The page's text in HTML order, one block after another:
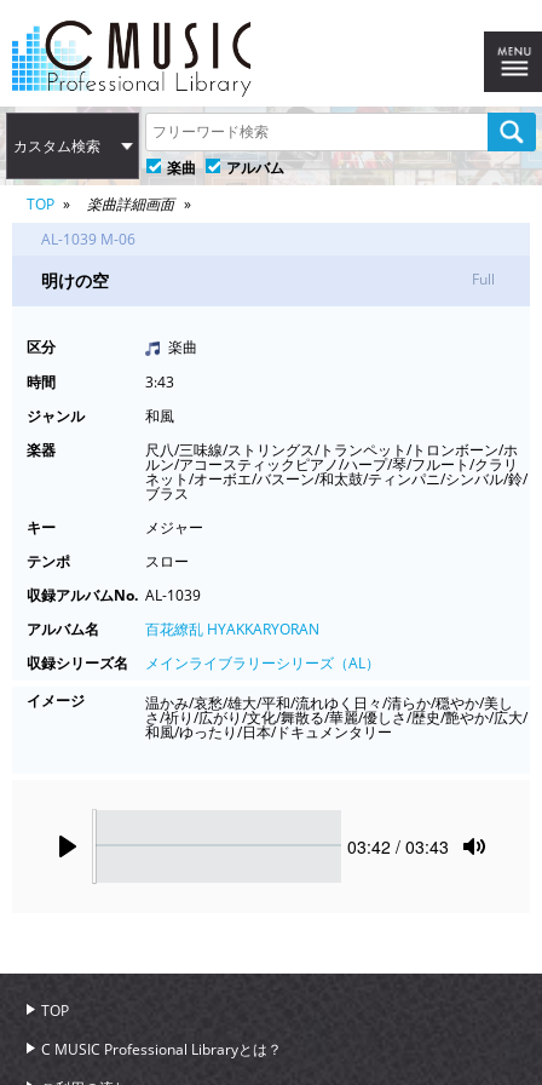
カスタム検索
楽曲
アルバム
TOP
楽曲詳細画面
AL-1039 M-06
明けの空 Full
区分
楽曲
時間
3:43
ジャンル
和風
楽器
尺八/三味線/ストリングス/トランペット/トロンボーン/ホ
ルン/アコースティックピアノ/ハープ/琴/フルート/クラリ
ネット/オーボエ/バスーン/和太鼓/ティンパニ/シンバル/鈴/
ブラス
キー
メジャー
テンポ
スロー
収録アルバムNo. AL-1039
アルバム名
百花繚乱 HYAKKARYORAN
収録シリーズ名
メインライブラリーシリーズ（AL）
イメージ
温かみ/哀愁/雄大/平和/流れゆく日々/清らか/穏やか/美し
さ/祈り/広がり/文化/舞散る/華麗/優しさ/歴史/艶やか/広大/
和風/ゆったり/日本/ドキュメンタリー
Current
03:42 / 03:43
TOP
C MUSIC Professional Libraryとは？